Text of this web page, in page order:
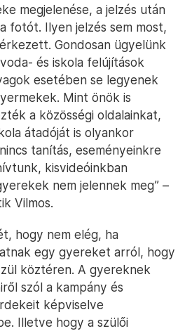
megjelenése, a jelzés után
fotót. Ilyen jelzés sem most,
Gondosan ügyelünk
és iskola felújítások
esetében se legyenek
Mint önök is
a közösségi oldalainkat,
átadóját is olyankor
tanítás, eseményeinkre
kisvideóinkban
nem jelennek meg” –
Vilmos.
hogy nem elég, ha
egy gyereket arról, hogy
köztéren. A gyereknek
szól a kampány és
képviselve
Illetve hogy a szülői